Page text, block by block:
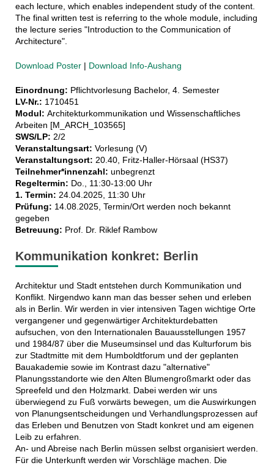
each lecture, which enables independent study of the content.
The final written test is referring to the whole module, including
the lecture series "Introduction to the Communication of
Architecture".
Download Poster| Download Info-Aushang
Einordnung: Pflichtvorlesung Bachelor, 4. Semester
LV-Nr.: 1710451
Modul: Architekturkommunikation und Wissenschaftliches
Arbeiten [M_ARCH_103565]
SWS/LP: 2/2
Veranstaltungsart: Vorlesung (V)
Veranstaltungsort: 20.40, Fritz-Haller-Hörsaal (HS37)
Teilnehmer*innenzahl: unbegrenzt
Regeltermin: Do., 11:30-13:00 Uhr
1. Termin: 24.04.2025, 11:30 Uhr
Prüfung: 14.08.2025, Termin/Ort werden noch bekannt
gegeben
Betreuung: Prof. Dr. Riklef Rambow
Kommunikation konkret: Berlin
Architektur und Stadt entstehen durch Kommunikation und
Konflikt. Nirgendwo kann man das besser sehen und erleben
als in Berlin. Wir werden in vier intensiven Tagen wichtige Orte
vergangener und gegenwärtiger Architekturdebatten
aufsuchen, von den Internationalen Bauausstellungen 1957
und 1984/87 über die Museumsinsel und das Kulturforum bis
zur Stadtmitte mit dem Humboldtforum und der geplanten
Bauakademie sowie im Kontrast dazu "alternative"
Planungsstandorte wie den Alten Blumengroßmarkt oder das
Spreefeld und den Holzmarkt. Dabei werden wir uns
überwiegend zu Fuß vorwärts bewegen, um die Auswirkungen
von Planungsentscheidungen und Verhandlungsprozessen auf
das Erleben und Benutzen von Stadt konkret und am eigenen
Leib zu erfahren.
An- und Abreise nach Berlin müssen selbst organisiert werden.
Für die Unterkunft werden wir Vorschläge machen. Die